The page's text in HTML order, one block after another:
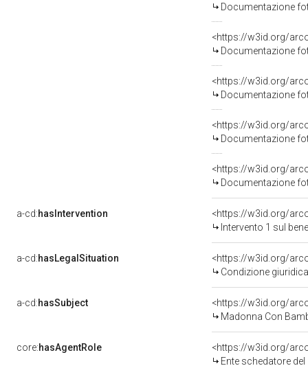
Documentazione
Documentazione
Documentazione
Documentazione
Documentazione
a-cd:hasIntervention
<https://w3id.org/
Intervento 1 sul
a-cd:hasLegalSituation
Condizione
a-cd:hasSubject
<https://w3id.org/
Madonna Con
core:hasAgentRole
<https://w3id.org/
Ente schedatore del bene